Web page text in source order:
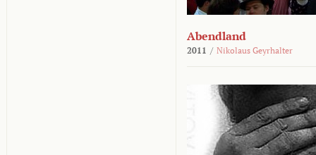
Abendland
2011 / Nikolaus Geyrhalter